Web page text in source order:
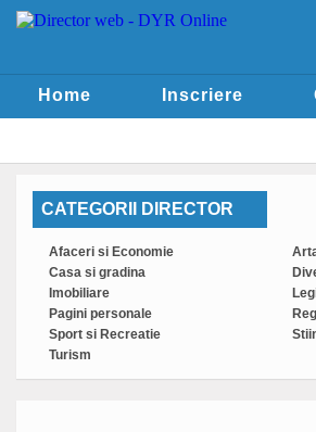
Home Inscriere
CATEGORII DIRECTOR
Afaceri si Economie
Casa si gradina
Imobiliare
Pagini personale
Sport si Recreatie
Turism